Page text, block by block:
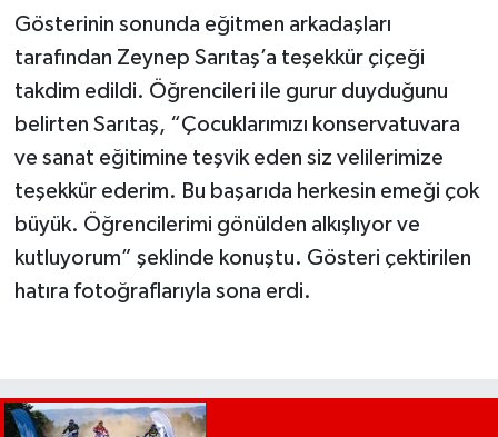
Gösterinin sonunda eğitmen arkadaşları
tarafından Zeynep Sarıtaş’a teşekkür çiçeği
takdim edildi. Öğrencileri ile gurur duyduğunu
belirten Sarıtaş, “Çocuklarımızı konservatuvara
ve sanat eğitimine teşvik eden siz velilerimize
teşekkür ederim. Bu başarıda herkesin emeği çok
büyük. Öğrencilerimi gönülden alkışlıyor ve
kutluyorum” şeklinde konuştu. Gösteri çektirilen
hatıra fotoğraflarıyla sona erdi.